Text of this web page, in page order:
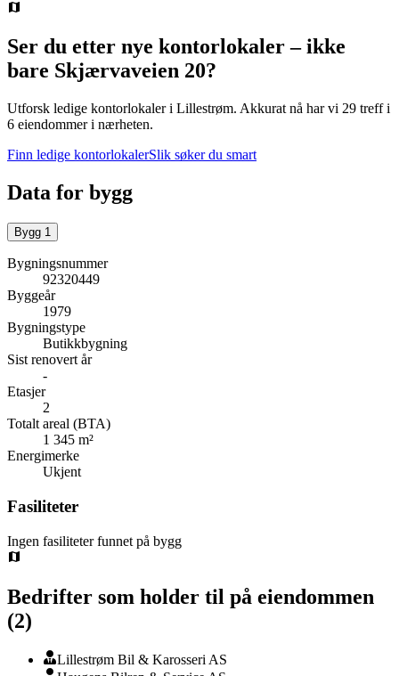
Ser du etter nye kontorlokaler – ikke
bare Skjærvaveien 20?
Utforsk ledige kontorlokaler i Lillestrøm. Akkurat nå har vi 29 treff i
6 eiendommer i nærheten.
Finn ledige kontorlokalerSlik søker du smart
Data for bygg
Bygg 1
Bygningsnummer
92320449
Byggeår
1979
Bygningstype
Butikkbygning
Sist renovert år
-
Etasjer
2
Totalt areal (BTA)
1 345 m²
Energimerke
Ukjent
Fasiliteter
Ingen fasiliteter funnet på bygg
Bedrifter som holder til på eiendommen
(2)
Lillestrøm Bil & Karosseri AS